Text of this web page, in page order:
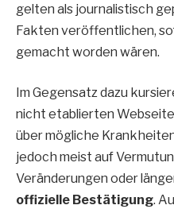
gelten als journalistisch
Fakten veröffentlichen,
gemacht worden wären.
Im Gegensatz dazu
nicht etablierten
über mögliche
jedoch meist auf
Veränderungen oder
offizielle Bestätigung.